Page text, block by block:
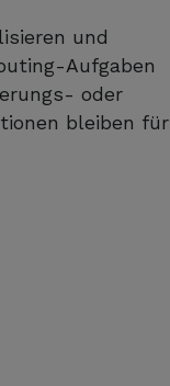
und
Aufgaben
oder
bleiben für